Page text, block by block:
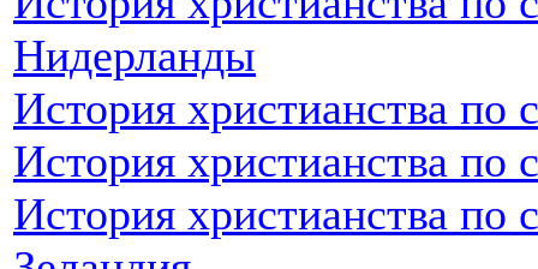
Нидерланды
История христианства по
История христианства по
История христианства по